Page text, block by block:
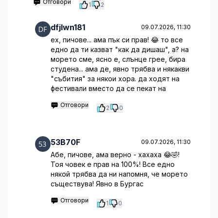
Отговори 1 2
dfjlwn181 09.07.2026, 11:30
ех, пичове... ама пък си прав! 😂 то все
едно да ти казват "как да дишаш", а? на
морето сме, ясно е, слънце грее, бира
студена... ама де, явно трябва и някакви
"събития" за някои хора. да ходят на
фестивали вместо да се пекат на
Отговори 2 0
53B70F 09.07.2026, 11:30
Абе, пичове, ама верно - хахаха 😂🤣!
Тоя човек е прав на 100%! Все едно
някой трябва да ни напомня, че морето
съществува! Явно в Бургас
Отговори 1 0